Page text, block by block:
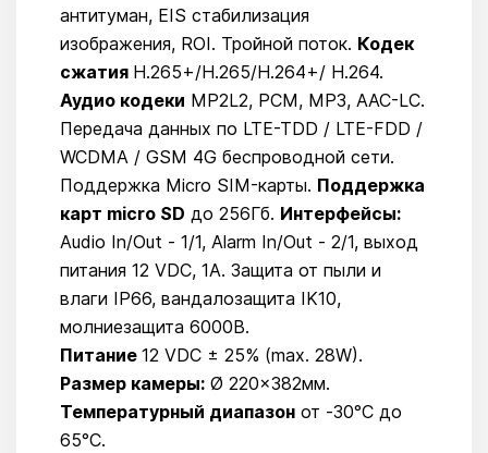
антитуман, EIS стабилизация
изображения, ROI. Тройной поток. Кодек
сжатия H.265+/H.265/H.264+/ H.264.
Аудио кодеки MP2L2, PCM, MP3, AAC-LC.
Передача данных по LTE-TDD / LTE-FDD /
WCDMA / GSM 4G беспроводной сети.
Поддержка Micro SIM-карты. Поддержка
карт micro SD до 256Гб. Интерфейсы:
Audio In/Out - 1/1, Alarm In/Out - 2/1, выход
питания 12 VDC, 1А. Защита от пыли и
влаги IP66, вандалозащита IK10,
молниезащита 6000В.
Питание 12 VDC ± 25% (max. 28W).
Размер камеры: Ø 220×382мм.
Температурный диапазон от -30°C до
65°C.